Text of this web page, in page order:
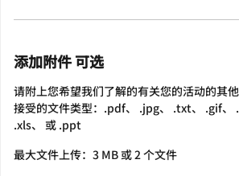
添加附件 可选
请附上您希望我们了解的有关您的活动的其
接受的文件类型：.pdf、 .jpg、 .txt、 .gif
.xls、 或 .ppt
最大文件上传：3 MB 或 2 个文件